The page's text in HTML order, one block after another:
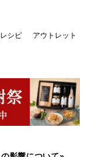
レシピ アウトレット